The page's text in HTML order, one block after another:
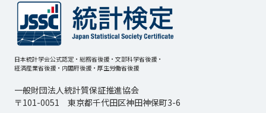
日本統計学会公式認定・総務省後援・文部科学省後援・
経済産業省後援・内閣府後援・厚生労働省後援
一般財団法人統計質保証推進協会
〒101-0051 東京都千代田区神田神保町3-6